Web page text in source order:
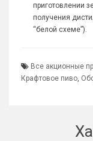
приготовлении
получения
“белой схеме”).
Все акционные
Крафтовое пиво,